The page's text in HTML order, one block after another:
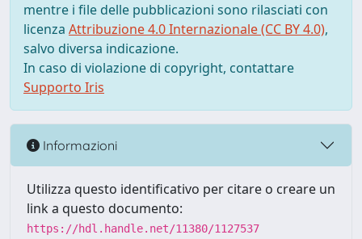
mentre i file delle pubblicazioni sono rilasciati con
licenza Attribuzione 4.0 Internazionale (CC BY 4.0),
salvo diversa indicazione.
In caso di violazione di copyright, contattare
Supporto Iris
Informazioni
Utilizza questo identificativo per citare o creare un
link a questo documento:
https://hdl.handle.net/11380/1127537